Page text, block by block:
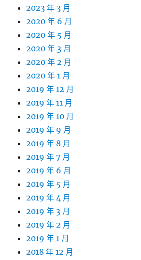
2023 年 3 月
2020 年 6 月
2020 年 5 月
2020 年 3 月
2020 年 2 月
2020 年 1 月
2019 年 12 月
2019 年 11 月
2019 年 10 月
2019 年 9 月
2019 年 8 月
2019 年 7 月
2019 年 6 月
2019 年 5 月
2019 年 4 月
2019 年 3 月
2019 年 2 月
2019 年 1 月
2018 年 12 月